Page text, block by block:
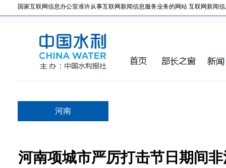
国家互联网信息办公室准许从事互联网新闻信息服务业务的网站 互联网新闻信
河南
河南项城市严厉打击节日期间